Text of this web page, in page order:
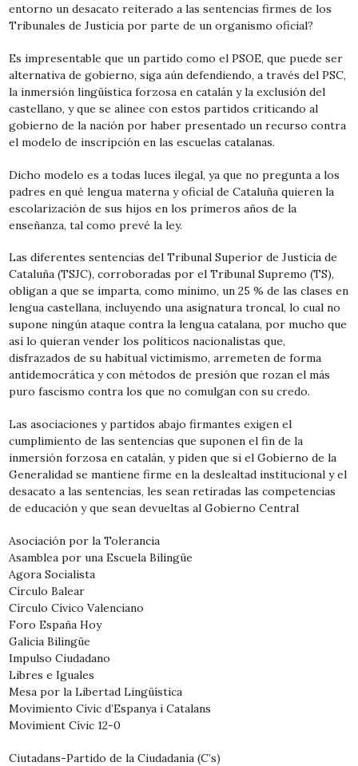
entorno un desacato reiterado a las sentencias firmes de los
Tribunales de Justicia por parte de un organismo oficial?
Es impresentable que un partido como el PSOE, que puede ser
alternativa de gobierno, siga aún defendiendo, a través del PSC,
la inmersión lingüística forzosa en catalán y la exclusión del
castellano, y que se alinee con estos partidos criticando al
gobierno de la nación por haber presentado un recurso contra
el modelo de inscripción en las escuelas catalanas.
Dicho modelo es a todas luces ilegal, ya que no pregunta a los
padres en qué lengua materna y oficial de Cataluña quieren la
escolarización de sus hijos en los primeros años de la
enseñanza, tal como prevé la ley.
Las diferentes sentencias del Tribunal Superior de Justicia de
Cataluña (TSJC), corroboradas por el Tribunal Supremo (TS),
obligan a que se imparta, como mínimo, un 25 % de las clases en
lengua castellana, incluyendo una asignatura troncal, lo cual no
supone ningún ataque contra la lengua catalana, por mucho que
así lo quieran vender los políticos nacionalistas que,
disfrazados de su habitual victimismo, arremeten de forma
antidemocrática y con métodos de presión que rozan el más
puro fascismo contra los que no comulgan con su credo.
Las asociaciones y partidos abajo firmantes exigen el
cumplimiento de las sentencias que suponen el fin de la
inmersión forzosa en catalán, y piden que si el Gobierno de la
Generalidad se mantiene firme en la deslealtad institucional y el
desacato a las sentencias, les sean retiradas las competencias
de educación y que sean devueltas al Gobierno Central
Asociación por la Tolerancia
Asamblea por una Escuela Bilingüe
Agora Socialista
Círculo Balear
Círculo Cívico Valenciano
Foro España Hoy
Galicia Bilingüe
Impulso Ciudadano
Libres e Iguales
Mesa por la Libertad Lingüística
Movimiento Cívic d’Espanya i Catalans
Movimient Cívic 12-0
Ciutadans-Partido de la Ciudadanía (C’s)